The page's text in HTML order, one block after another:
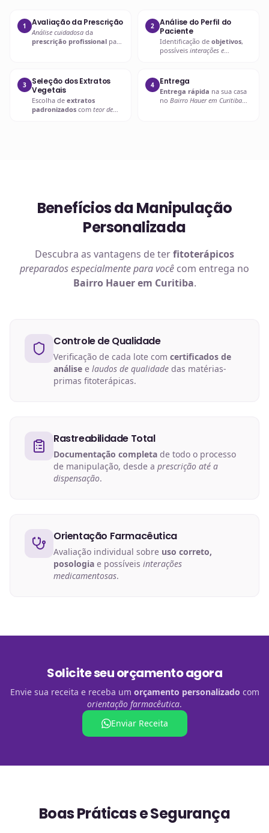
1 Avaliação da Prescrição
Análise cuidadosa da
prescrição profissional para
2
Análise do Perfil do
Paciente
Identificação de objetivos,
possíveis interações e
3
Seleção dos Extratos
Vegetais
Escolha de extratos
padronizados com teor de
4 Entrega
Entrega rápida na sua casa
no Bairro Hauer em Curitiba
Benefícios da Manipulação
Personalizada
Descubra as vantagens de terfitoterápicos
preparados especialmente para você com entrega no
Bairro Hauer em Curitiba.
Controle de Qualidade
Verificação de cada lote com certificados de
análise e laudos de qualidade das matérias-
primas fitoterápicas.
Rastreabilidade Total
Documentação completa de todo o processo
de manipulação, desde a prescrição até a
dispensação.
Orientação Farmacêutica
Avaliação individual sobre uso correto,
posologia e possíveis interações
medicamentosas.
Solicite seu orçamento agora
Envie sua receita e receba um orçamento personalizado com
orientação farmacêutica.
Enviar Receita
Boas Práticas e Segurança